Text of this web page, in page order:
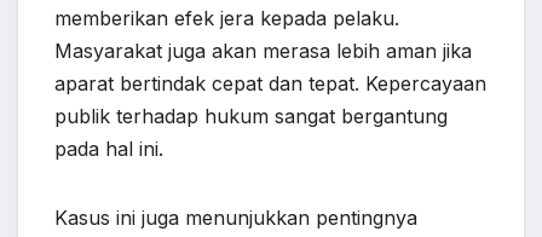
memberikan efek jera kepada pelaku.
Masyarakat juga akan merasa lebih aman jika
aparat bertindak cepat dan tepat. Kepercayaan
publik terhadap hukum sangat bergantung
pada hal ini.
Kasus ini juga menunjukkan pentingnya